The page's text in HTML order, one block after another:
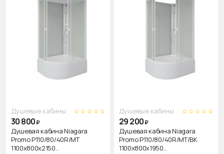
Душевые кабины
30 800₽
Душевая кабина Niagara
Promo P110/80/40R/MT
1100х800х2150..
Душевые кабины
29 200₽
Душевая кабина Niagara
Promo P110/80/40R/MT/BK
1100х800х1950..